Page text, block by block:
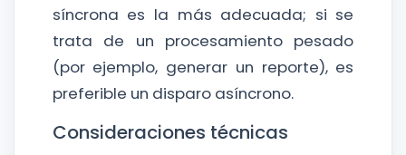
síncrona es la más adecuada; si se
trata de un procesamiento pesado
(por ejemplo, generar un reporte), es
preferible un disparo asíncrono.
Consideraciones técnicas